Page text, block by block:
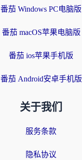
番茄 Windows PC电脑版
番茄 macOS苹果电脑版
番茄 ios苹果手机版
番茄 Android安卓手机版
关于我们
服务条款
隐私协议